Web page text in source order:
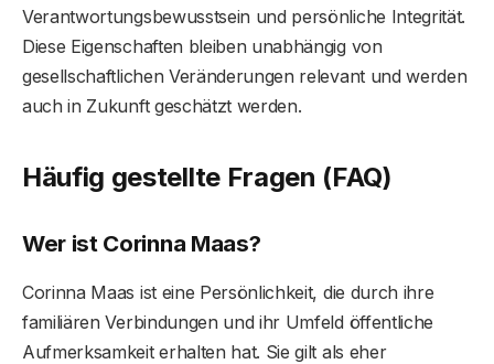
Verantwortungsbewusstsein und persönliche Integrität.
Diese Eigenschaften bleiben unabhängig von
gesellschaftlichen Veränderungen relevant und werden
auch in Zukunft geschätzt werden.
Häufig gestellte Fragen (FAQ)
Wer ist Corinna Maas?
Corinna Maas ist eine Persönlichkeit, die durch ihre
familiären Verbindungen und ihr Umfeld öffentliche
Aufmerksamkeit erhalten hat. Sie gilt als eher